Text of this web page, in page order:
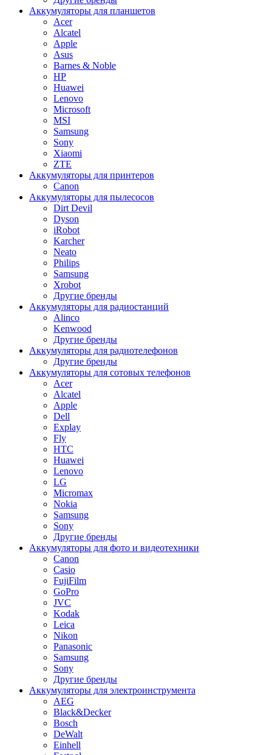
Аккумуляторы для планшетов
Acer
Alcatel
Apple
Asus
Barnes & Noble
HP
Huawei
Lenovo
Microsoft
MSI
Samsung
Sony
Xiaomi
ZTE
Аккумуляторы для принтеров
Canon
Аккумуляторы для пылесосов
Dirt Devil
Dyson
iRobot
Karcher
Neato
Philips
Samsung
Xrobot
Другие бренды
Аккумуляторы для радиостанций
Alinco
Kenwood
Другие бренды
Аккумуляторы для радиотелефонов
Другие бренды
Аккумуляторы для сотовых телефонов
Acer
Alcatel
Apple
Dell
Explay
Fly
HTC
Huawei
Lenovo
LG
Micromax
Nokia
Samsung
Sony
Другие бренды
Аккумуляторы для фото и видеотехники
Canon
Casio
FujiFilm
GoPro
JVC
Kodak
Leica
Nikon
Panasonic
Samsung
Sony
Другие бренды
Аккумуляторы для электроинструмента
AEG
Black&Decker
Bosch
DeWalt
Einhell